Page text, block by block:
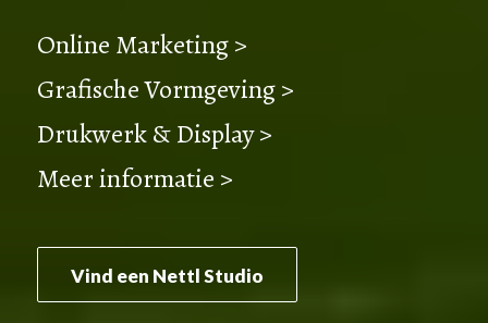
Online Marketing >
Grafische Vormgeving >
Drukwerk & Display >
Meer informatie >
Vind een Nettl Studio